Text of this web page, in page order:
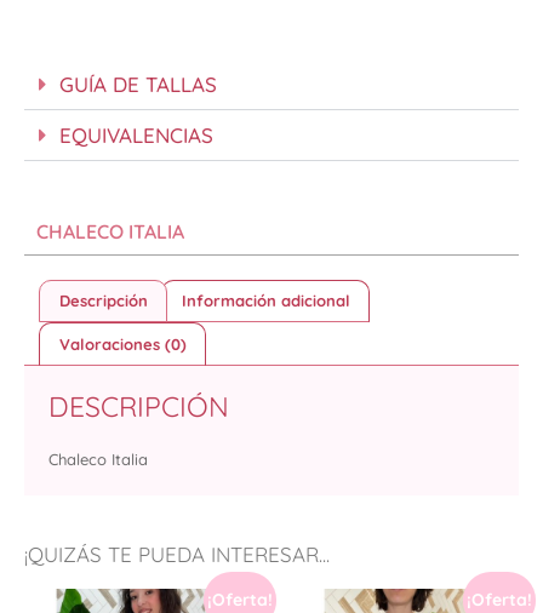
GUÍA DE TALLAS
EQUIVALENCIAS
¡QUIZÁS TE PUEDA INTERESAR...
¡Oferta! ¡Oferta!
CHALECO ITALIA
Descripción Información adicional
Valoraciones (0)
DESCRIPCIÓN
Chaleco Italia